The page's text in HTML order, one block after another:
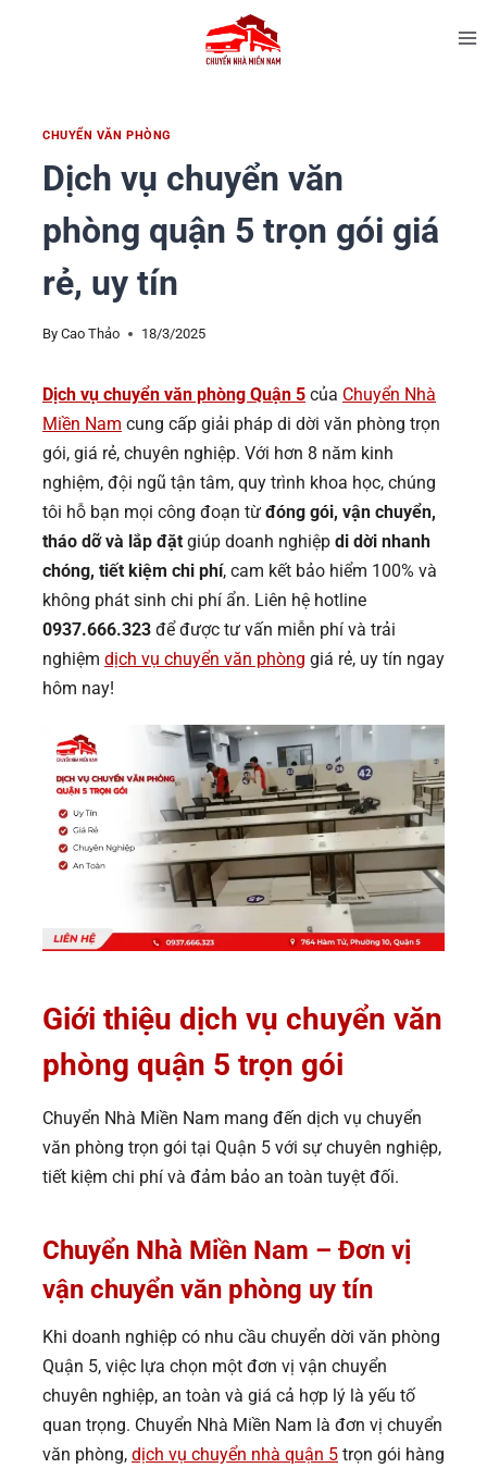
CHUYỂN VĂN PHÒNG
Dịch vụ chuyển văn
phòng quận 5 trọn gói giá
rẻ, uy tín
By Cao Thảo 18/3/2025
Dịch vụ chuyển văn phòng Quận 5 của Chuyển Nhà
Miền Nam cung cấp giải pháp di dời văn phòng trọn
gói, giá rẻ, chuyên nghiệp. Với hơn 8 năm kinh
nghiệm, đội ngũ tận tâm, quy trình khoa học, chúng
tôi hỗ bạn mọi công đoạn từ đóng gói, vận chuyển,
tháo dỡ và lắp đặt giúp doanh nghiệp di dời nhanh
chóng, tiết kiệm chi phí, cam kết bảo hiểm 100% và
không phát sinh chi phí ẩn. Liên hệ hotline
0937.666.323 để được tư vấn miễn phí và trải
nghiệm dịch vụ chuyển văn phòng giá rẻ, uy tín ngay
hôm nay!
Giới thiệu dịch vụ chuyển văn
phòng quận 5 trọn gói
Chuyển Nhà Miền Nam mang đến dịch vụ chuyển
văn phòng trọn gói tại Quận 5 với sự chuyên nghiệp,
tiết kiệm chi phí và đảm bảo an toàn tuyệt đối.
Chuyển Nhà Miền Nam – Đơn vị
vận chuyển văn phòng uy tín
Khi doanh nghiệp có nhu cầu chuyển dời văn phòng
Quận 5, việc lựa chọn một đơn vị vận chuyển
chuyên nghiệp, an toàn và giá cả hợp lý là yếu tố
quan trọng. Chuyển Nhà Miền Nam là đơn vị chuyển
văn phòng, dịch vụ chuyển nhà quận 5 trọn gói hàng